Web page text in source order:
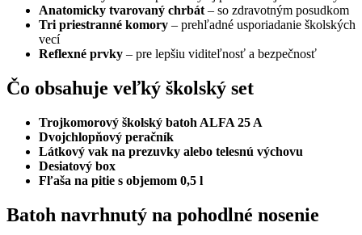
Anatomicky tvarovaný chrbát – so zdravotným posudkom
Tri priestranné komory – prehľadné usporiadanie školských
vecí
Reflexné prvky – pre lepšiu viditeľnosť a bezpečnosť
Čo obsahuje veľký školský set
Trojkomorový školský batoh ALFA 25 A
Dvojchlopňový peračník
Látkový vak na prezuvky alebo telesnú výchovu
Desiatový box
Fľaša na pitie s objemom 0,5 l
Batoh navrhnutý na pohodlné nosenie